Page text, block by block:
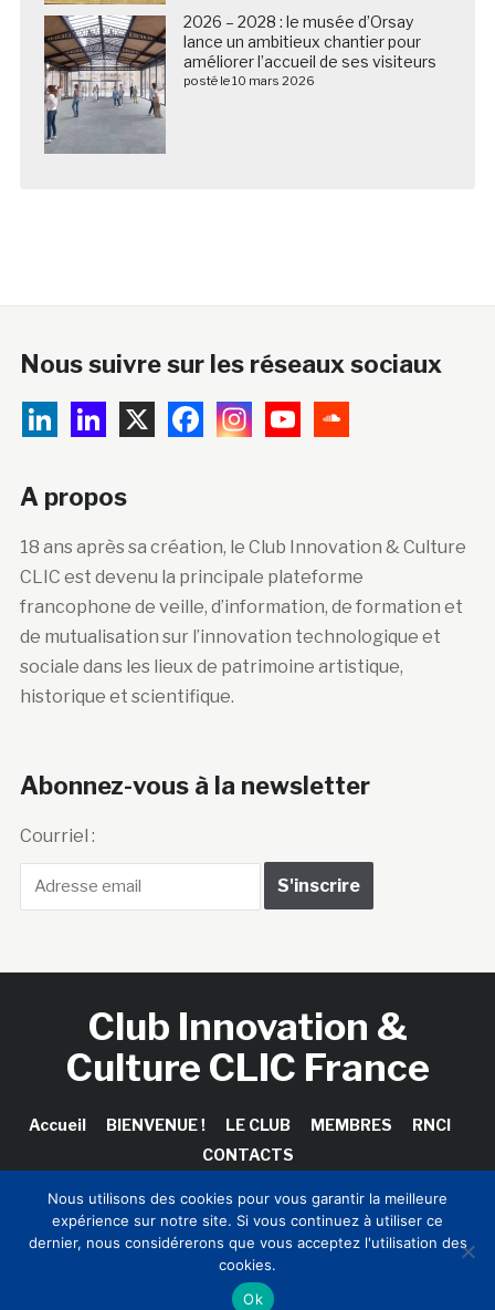
2026 – 2028 : le musée d’Orsay
lance un ambitieux chantier pour
améliorer l’accueil de ses visiteurs
posté le 10 mars 2026
Nous suivre sur les réseaux sociaux
A propos
18 ans après sa création, le Club Innovation & Culture
CLIC est devenu la principale plateforme
francophone de veille, d’information, de formation et
de mutualisation sur l’innovation technologique et
sociale dans les lieux de patrimoine artistique,
historique et scientifique.
Abonnez-vous à la newsletter
Courriel :
Club Innovation &
Culture CLIC France
Accueil BIENVENUE ! LE CLUB MEMBRES
RNCI
CONTACTS
Copyright © 2026 Club Innovation & Culture CLIC France /
Sinapses Conseils
Nous utilisons des cookies pour vous garantir la meilleure
expérience sur notre site. Si vous continuez à utiliser ce
dernier, nous considérerons que vous acceptez l'utilisation des
cookies.
Ok